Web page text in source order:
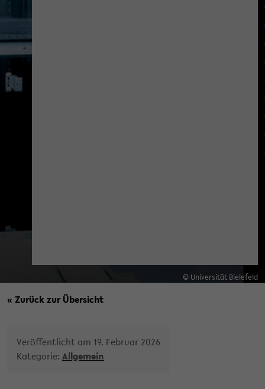
© Universität Bielefeld
« Zurück zur Übersicht
Veröffentlicht am 19. Februar 2026
Kategorie: Allgemein